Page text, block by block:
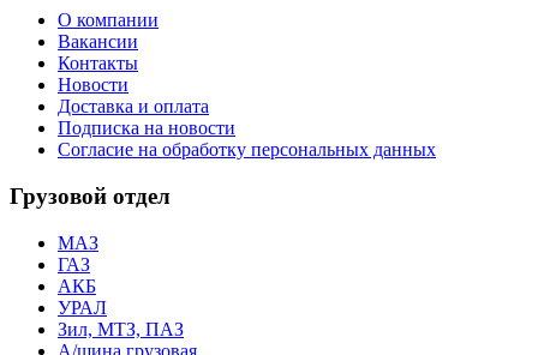
О компании
Вакансии
Контакты
Новости
Доставка и оплата
Подписка на новости
Согласие на обработку персональных данных
Грузовой отдел
МАЗ
ГАЗ
АКБ
УРАЛ
Зил, МТЗ, ПАЗ
А/шина грузовая